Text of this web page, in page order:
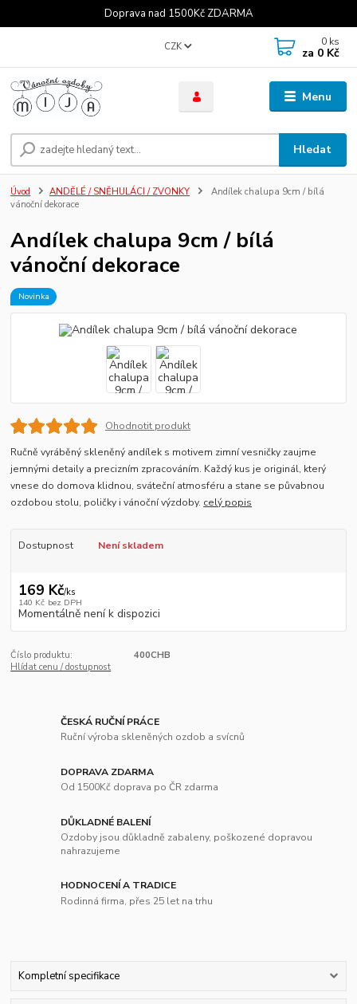
Doprava nad 1500Kč ZDARMA
Menu
CZK
Hledat
0 ks
za 0 Kč
Úvod ANDĚLÉ / SNĚHULÁCI / ZVONKY
Andílek chalupa 9cm / bílá
vánoční dekorace
Andílek chalupa 9cm / bílá
vánoční dekorace
Novinka
Ohodnotit produkt
Ručně vyráběný skleněný andílek s motivem zimní vesničky zaujme
jemnými detaily a precizním zpracováním. Každý kus je originál, který
vnese do domova klidnou, sváteční atmosféru a stane se půvabnou
ozdobou stolu, poličky i vánoční výzdoby. celý popis
Dostupnost Není skladem
169 Kč/ks
140 Kč bez DPH
Momentálně není k dispozici
Číslo produktu:
400CHB
Hlídat cenu / dostupnost
ČESKÁ RUČNÍ PRÁCE
Ruční výroba skleněných ozdob a svícnů
DOPRAVA ZDARMA
Od 1500Kč doprava po ČR zdarma
DŮKLADNÉ BALENÍ
Ozdoby jsou důkladně zabaleny, poškozené dopravou
nahrazujeme
HODNOCENÍ A TRADICE
Rodinná firma, přes 25 let na trhu
Kompletní specifikace